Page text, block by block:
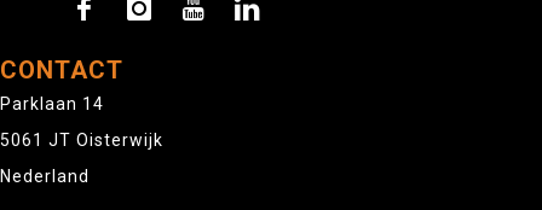
CONTACT
Parklaan 14
5061 JT Oisterwijk
Nederland